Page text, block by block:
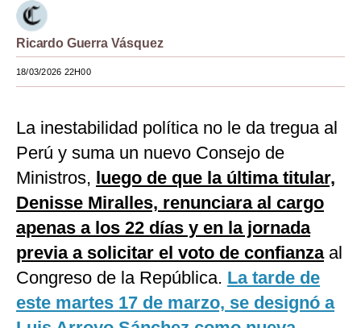
Estilos
Mundo
EEUU
México
España
Internacional
Tecnología
Club del Suscriptor
Mix
G de Gestión
Ricardo Guerra Vásquez
18/03/2026 22H00
La inestabilidad política no le da tregua al
Perú y suma un nuevo Consejo de
Ministros, luego de que la última titular,
Denisse Miralles, renunciara al cargo
apenas a los 22 días y en la jornada
previa a solicitar el voto de confianzaal
Congreso de la República. La tarde de
este martes 17 de marzo, se designó a